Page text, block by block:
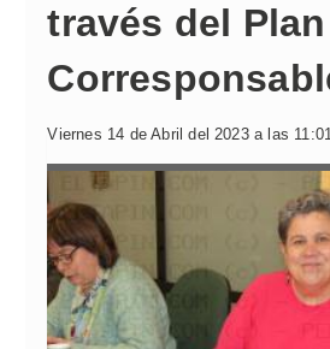
través del Plan
Viernes 14 de Abril del 2023 a las